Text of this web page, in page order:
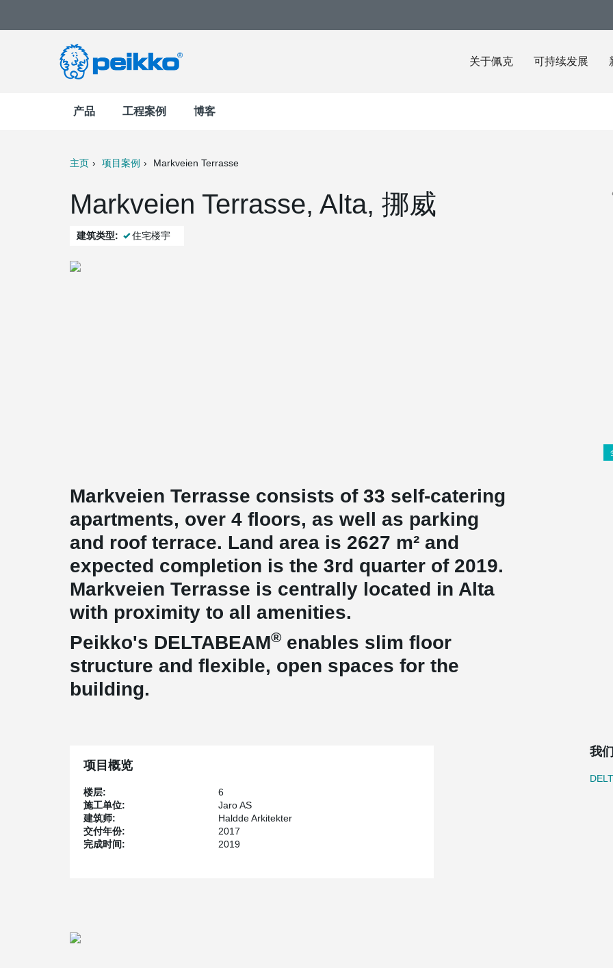
关于佩克 可持续发展
产品 工程案例 博客
主页 项目案例 Markveien Terrasse
Markveien Terrasse, Alta, 挪威
建筑类型: 住宅楼宇
Markveien Terrasse consists of 33 self-catering
apartments, over 4 floors, as well as parking
and roof terrace. Land area is 2627 m² and
expected completion is the 3rd quarter of 2019.
Markveien Terrasse is centrally located in Alta
with proximity to all amenities.
Peikko's DELTABEAM® enables slim floor
structure and flexible, open spaces for the
building.
项目概览
楼层:
6
施工单位:
Jaro AS
建筑师:
Haldde Arkitekter
交付年份:
2017
完成时间:
2019
我